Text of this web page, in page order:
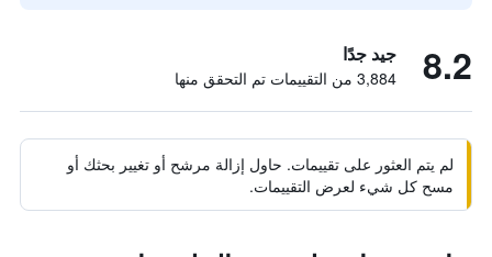
8.2 جيد جدًا
3,884 من التقييمات تم التحقق منها
لم يتم العثور على تقييمات. حاول إزالة مرشح أو تغيير بحثك أو
مسح كل شيء لعرض التقييمات.